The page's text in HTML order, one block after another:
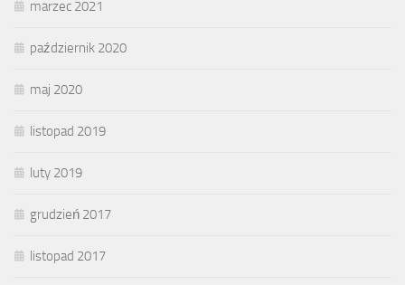
marzec 2021
październik 2020
maj 2020
listopad 2019
luty 2019
grudzień 2017
listopad 2017